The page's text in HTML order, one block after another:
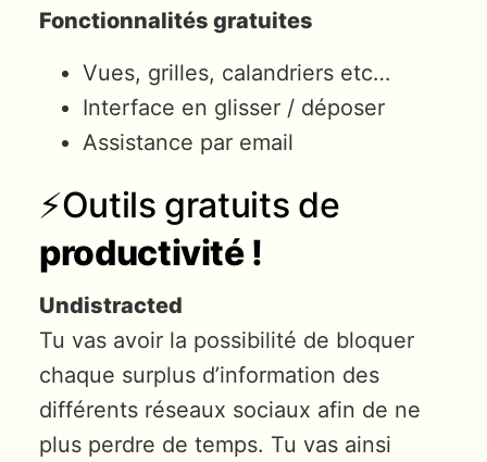
Fonctionnalités gratuites
Vues, grilles, calandriers etc…
Interface en glisser / déposer
Assistance par email
⚡️Outils gratuits de
productivité !
Undistracted
Tu vas avoir la possibilité de bloquer
chaque surplus d’information des
différents réseaux sociaux afin de ne
plus perdre de temps. Tu vas ainsi